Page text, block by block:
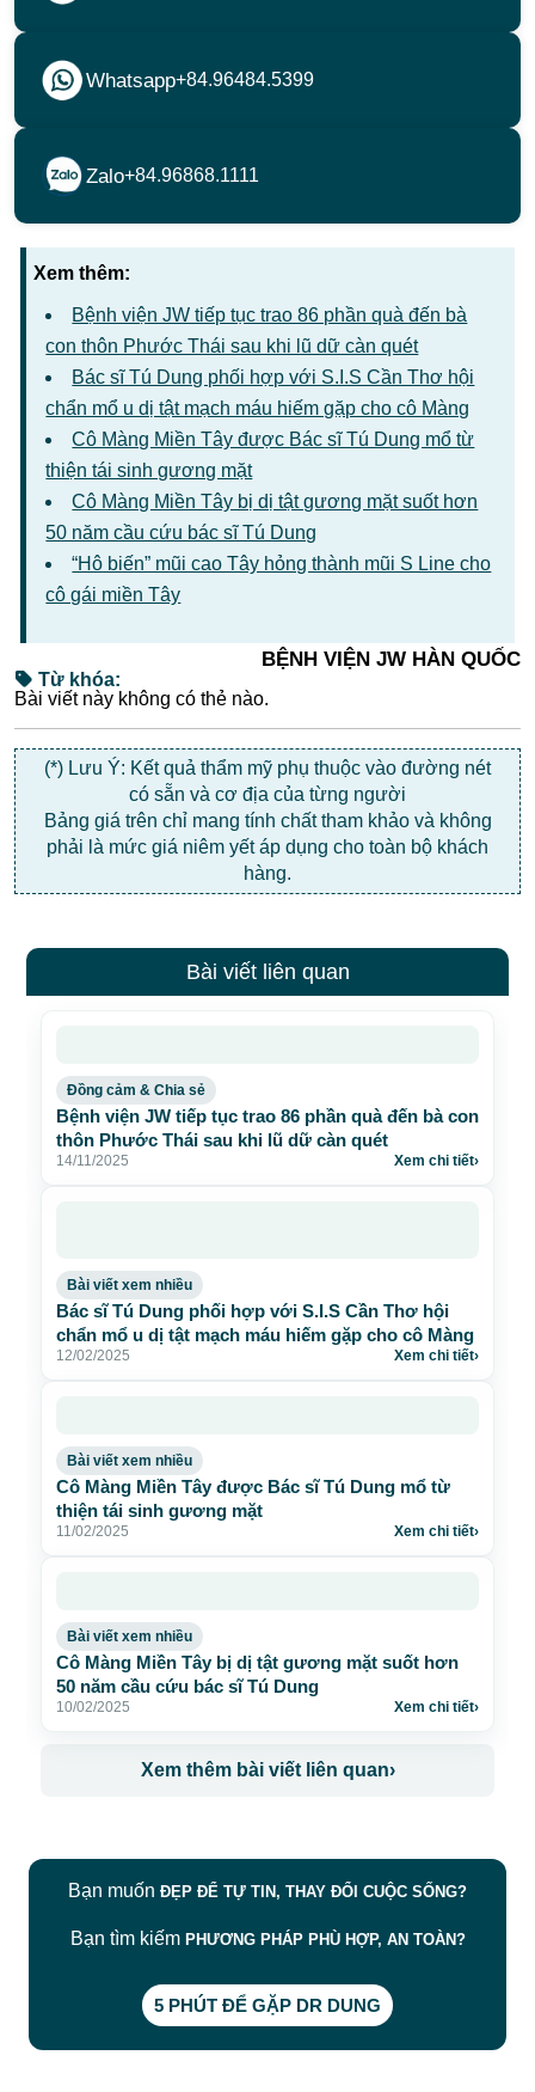
Whatsapp+84.96484.5399
Zalo+84.96868.1111
Xem thêm:
Bệnh viện JW tiếp tục trao 86 phần quà đến bà
con thôn Phước Thái sau khi lũ dữ càn quét
Bác sĩ Tú Dung phối hợp với S.I.S Cần Thơ hội
chẩn mổ u dị tật mạch máu hiếm gặp cho cô Màng
Cô Màng Miền Tây được Bác sĩ Tú Dung mổ từ
thiện tái sinh gương mặt
Cô Màng Miền Tây bị dị tật gương mặt suốt hơn
50 năm cầu cứu bác sĩ Tú Dung
“Hô biến” mũi cao Tây hỏng thành mũi S Line cho
cô gái miền Tây
BỆNH VIỆN JW HÀN QUỐC
Từ khóa:
Bài viết này không có thẻ nào.
(*) Lưu Ý: Kết quả thẩm mỹ phụ thuộc vào đường nét
có sẵn và cơ địa của từng người
Bảng giá trên chỉ mang tính chất tham khảo và không
phải là mức giá niêm yết áp dụng cho toàn bộ khách
hàng.
Bài viết liên quan
Đồng cảm & Chia sẻ
Bệnh viện JW tiếp tục trao 86 phần quà đến bà con
thôn Phước Thái sau khi lũ dữ càn quét
14/11/2025 Xem chi tiết›
Bài viết xem nhiều
Bác sĩ Tú Dung phối hợp với S.I.S Cần Thơ hội
chẩn mổ u dị tật mạch máu hiếm gặp cho cô Màng
12/02/2025 Xem chi tiết›
Bài viết xem nhiều
Cô Màng Miền Tây được Bác sĩ Tú Dung mổ từ
thiện tái sinh gương mặt
11/02/2025 Xem chi tiết›
Bài viết xem nhiều
Cô Màng Miền Tây bị dị tật gương mặt suốt hơn
50 năm cầu cứu bác sĩ Tú Dung
10/02/2025 Xem chi tiết›
Xem thêm bài viết liên quan›
Bạn muốn ĐẸP ĐỂ TỰ TIN, THAY ĐỔI CUỘC SỐNG?
Bạn tìm kiếm PHƯƠNG PHÁP PHÙ HỢP, AN TOÀN?
5 PHÚT ĐỂ GẶP DR DUNG